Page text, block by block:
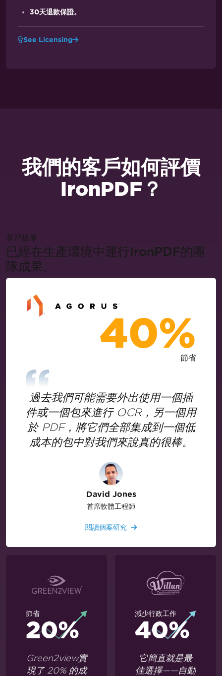
30天退款保證。
See Licensing
我們的客戶如何評價
IronPDF？
客戶故事
已經在生產環境中運行IronPDF的團
隊成果。
40%
節省
過去我們可能需要外出使用一個插
件或一個包來進行 OCR，另一個用
於 PDF，將它們全部集成到一個低
成本的包中對我們來說真的很棒。
David Jones
首席軟體工程師
閱讀個案研究
節省
20%
Green2view實
現了 20% 的成
減少行政工作
40%
它簡直就是最
佳選擇——自動